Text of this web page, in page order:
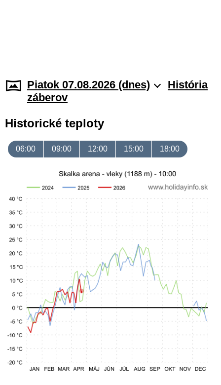
Piatok 07.08.2026 (dnes)
História
záberov
Historické teploty
06:00 09:00 12:00 15:00 18:00